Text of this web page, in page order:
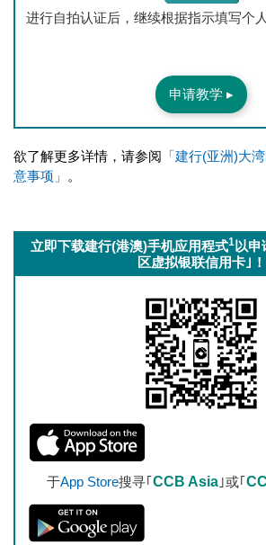
进行自拍认证后，继续根据指示填写个
申请教学 ▸
欲了解更多详情，请参阅 「建行(亚洲)大
意事项」
。
立即下载建行(港澳)手机应用程式1 以
区虚拟银联信用卡｣！
于App Store搜寻｢CCB Asia ｣或｢